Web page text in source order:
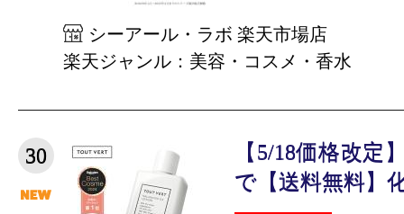
シーアール・ラボ 楽天市場店
楽天ジャンル：美容・コスメ・香水
30
【5/18価格改定
で【送料無料】